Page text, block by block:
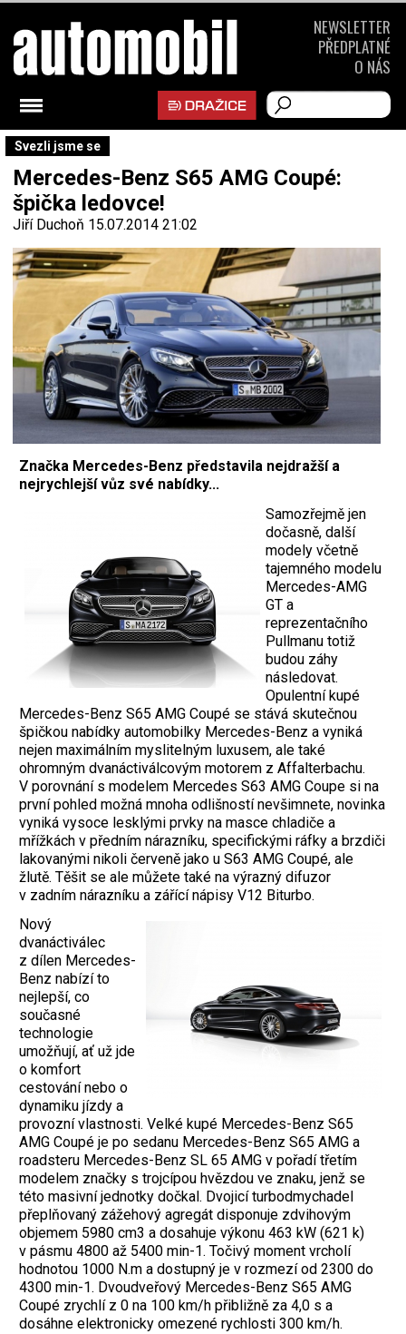
Svezli jsme se
Mercedes-Benz S65 AMG Coupé:
špička ledovce!
Jiří Duchoň 15.07.2014 21:02
Značka Mercedes-Benz představila nejdražší a
nejrychlejší vůz své nabídky...
Samozřejmě jen
dočasně, další
modely včetně
tajemného modelu
Mercedes-AMG
GT a
reprezentačního
Pullmanu totiž
budou záhy
následovat.
Opulentní kupé
Mercedes-Benz S65 AMG Coupé se stává skutečnou
špičkou nabídky automobilky Mercedes-Benz a vyniká
nejen maximálním myslitelným luxusem, ale také
ohromným dvanáctiválcovým motorem z Affalterbachu.
V porovnání s modelem Mercedes S63 AMG Coupe si na
první pohled možná mnoha odlišností nevšimnete, novinka
vyniká vysoce lesklými prvky na masce chladiče a
mřížkách v předním nárazníku, specifickými ráfky a brzdiči
lakovanými nikoli červeně jako u S63 AMG Coupé, ale
žlutě. Těšit se ale můžete také na výrazný difuzor
v zadním nárazníku a zářící nápisy V12 Biturbo.
Nový
dvanáctiválec
z dílen Mercedes-
Benz nabízí to
nejlepší, co
současné
technologie
umožňují, ať už jde
o komfort
cestování nebo o
dynamiku jízdy a
provozní vlastnosti. Velké kupé Mercedes-Benz S65
AMG Coupé je po sedanu Mercedes-Benz S65 AMG a
roadsteru Mercedes-Benz SL 65 AMG v pořadí třetím
modelem značky s trojcípou hvězdou ve znaku, jenž se
této masivní jednotky dočkal. Dvojicí turbodmychadel
přeplňovaný zážehový agregát disponuje zdvihovým
objemem 5980 cm3 a dosahuje výkonu 463 kW (621 k)
v pásmu 4800 až 5400 min-1. Točivý moment vrcholí
hodnotou 1000 N.m a dostupný je v rozmezí od 2300 do
4300 min-1. Dvoudveřový Mercedes-Benz S65 AMG
Coupé zrychlí z 0 na 100 km/h přibližně za 4,0 s a
dosáhne elektronicky omezené rychlosti 300 km/h.
NEWSLETTER
PŘEDPLATNÉ
O NÁS